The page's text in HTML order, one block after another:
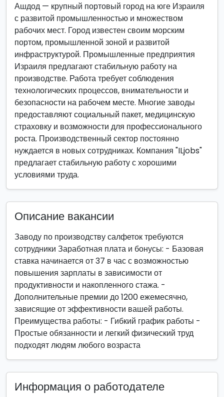
Ашдод — крупный портовый город на юге Израиля
с развитой промышленностью и множеством
рабочих мест. Город известен своим морским
портом, промышленной зоной и развитой
инфраструктурой. Промышленные предприятия
Израиля предлагают стабильную работу на
производстве. Работа требует соблюдения
технологических процессов, внимательности и
безопасности на рабочем месте. Многие заводы
предоставляют социальный пакет, медицинскую
страховку и возможности для профессионального
роста. Производственный сектор постоянно
нуждается в новых сотрудниках. Компания "ILjobs"
предлагает стабильную работу с хорошими
условиями труда.
Описание вакансии
Заводу по производству салфеток требуются
сотрудники Заработная плата и бонусы: - Базовая
ставка начинается от 37 в час с возможностью
повышения зарплаты в зависимости от
продуктивности и накопленного стажа. -
Дополнительные премии до 1200 ежемесячно,
зависящие от эффективности вашей работы.
Преимущества работы: - Гибкий график работы -
Простые обязанности и легкий физический труд
подходят людям любого возраста
Информация о работодателе